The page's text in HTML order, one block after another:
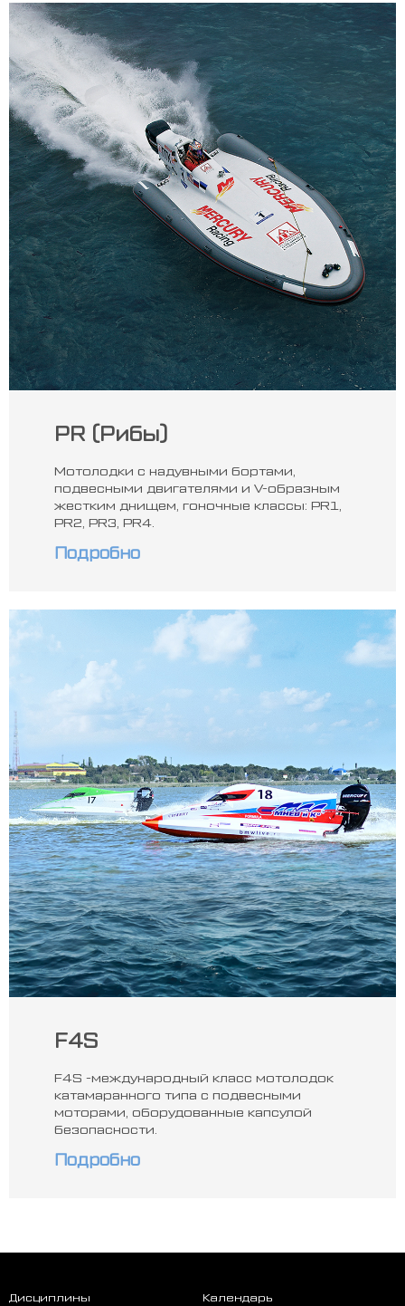
PR (Рибы)
Мотолодки с надувными бортами,
подвесными двигателями и V-образным
жестким днищем, гоночные классы: PR1,
PR2, PR3, PR4.
Подробно
F4S
F4S -международный класс мотолодок
катамаранного типа с подвесными
моторами, оборудованные капсулой
безопасности.
Подробно
Дисциплины Календарь